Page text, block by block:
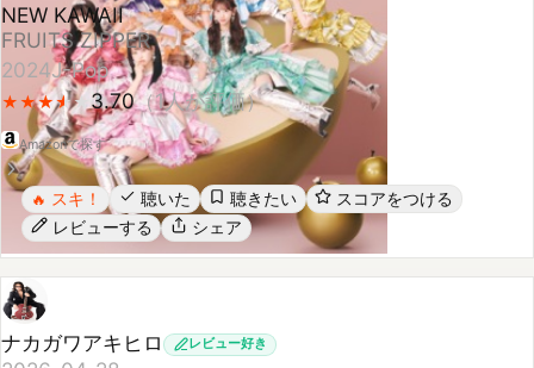
FRUITS ZIPPER
2024J-Pop
★
★★
★★
★★
★★3.70（1人が評価）
Amazonで探す
🔥スキ！ 聴いた 聴きたい
スコアをつける
レビューする
シェア
ナカガワアキヒロ
2026-04-28
★
★ ★
★ ★
★ ★
★ ★
3.70